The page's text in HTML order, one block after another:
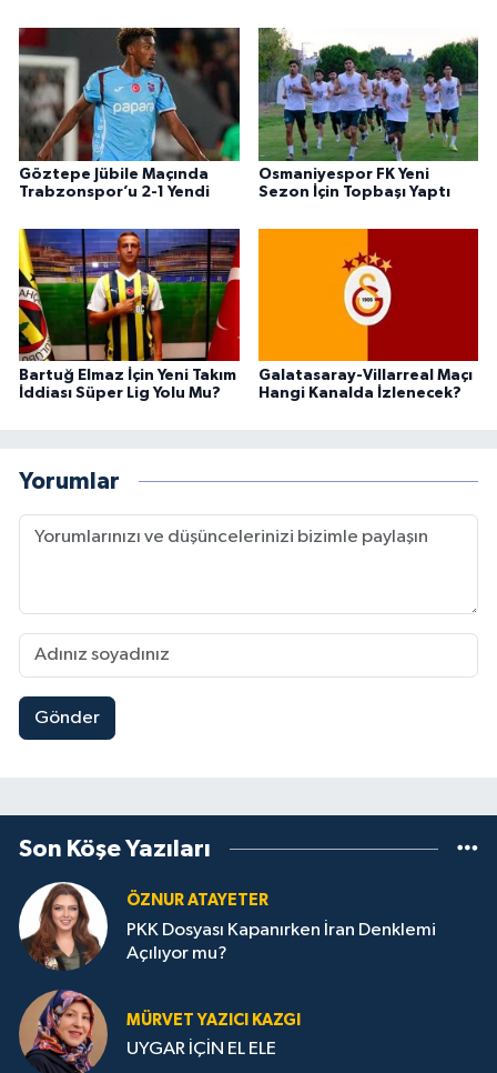
Göztepe Jübile Maçında
Trabzonspor’u 2-1 Yendi
Osmaniyespor FK Yeni
Sezon İçin Topbaşı Yaptı
Bartuğ Elmaz İçin Yeni Takım
İddiası Süper Lig Yolu Mu?
Galatasaray-Villarreal Maçı
Hangi Kanalda İzlenecek?
Yorumlar
Gönder
Son Köşe Yazıları
ÖZNUR ATAYETER
PKK Dosyası Kapanırken İran Denklemi
Açılıyor mu?
MÜRVET YAZICI KAZGI
UYGAR İÇİN EL ELE